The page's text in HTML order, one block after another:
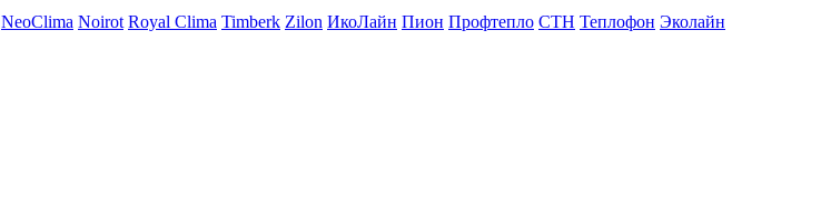
NeoClima Noirot Royal Clima Timberk Zilon ИкоЛайн Пион Профтепло СТН Теплофон Эколайн